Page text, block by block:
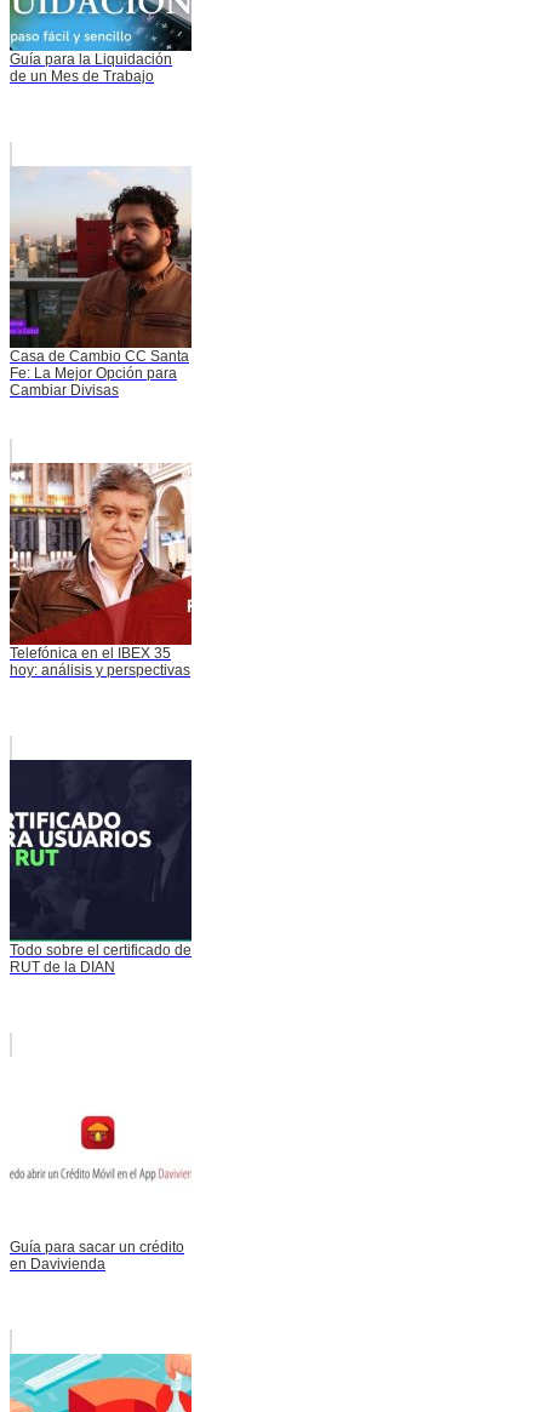
Guía para la Liquidación
de un Mes de Trabajo
Casa de Cambio CC Santa
Fe: La Mejor Opción para
Cambiar Divisas
Telefónica en el IBEX 35
hoy: análisis y perspectivas
Todo sobre el certificado de
RUT de la DIAN
Guía para sacar un crédito
en Davivienda